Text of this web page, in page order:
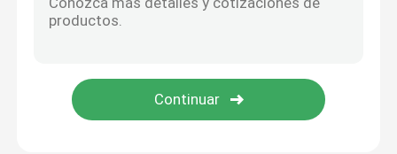
Filtro consolidado de la resina